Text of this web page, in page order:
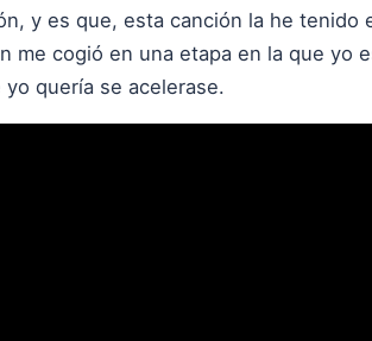
y es que, esta canción la he tenido
me cogió en una etapa en la que yo
quería se acelerase.